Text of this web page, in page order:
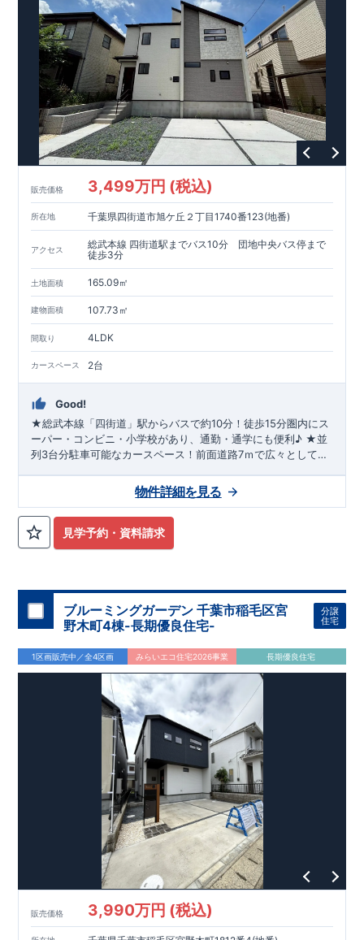
■メンテナンスフリー
現地案内予約受付中詳細やご見学など、お気軽にお問合せ下さ
い♪ 東栄住宅 千葉営業所 TEL:0120-57-1081
販売価格 3,499万円 (税込)
所在地 千葉県四街道市旭ケ丘２丁目1740番123(地番)
アクセス
総武本線 四街道駅までバス10分 団地中央バス停まで
徒歩3分
土地面積 165.09㎡
建物面積 107.73㎡
間取り 4LDK
カースペース 2台
Good!
★総武本線「四街道」駅からバスで約10分！徒歩15分圏内にス
ーパー・コンビニ・小学校があり、通勤・通学にも便利♪ ★並
列3台分駐車可能なカースペース！前面道路7ｍで広々としてい
感のある8.2帖！ゆとりある広さで、お気に入りの家具を自由に
配置できます♪ ★2部屋から行き来できるバルコニーは、洗濯
物を干すのはもちろん、テーブルや椅子を置いてゆったり外時
間を楽しめます♪ ★★長期優良住宅認定物件のにつき住宅ロー
ン控除が最長13年に♪
見学予約・資料請求
物件詳細を見る
ブルーミングガーデン 千葉市稲毛区宮
野木町4棟-長期優良住宅-
分譲
住宅
1区画販売中／全4区画 みらいエコ住宅2026事業 長期優良住宅
販売価格 3,990万円 (税込)